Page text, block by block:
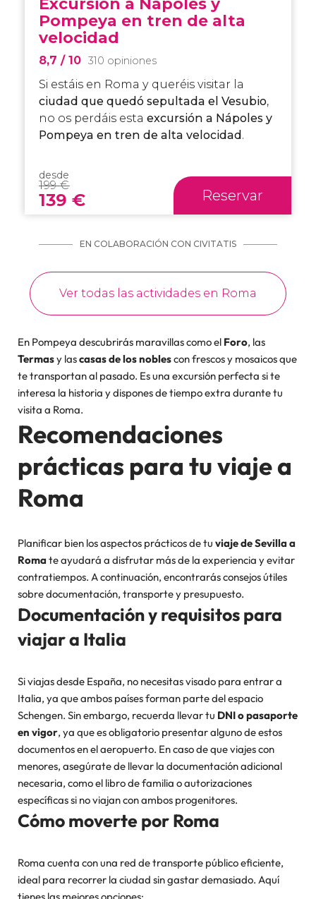
En Pompeya descubrirás maravillas como el Foro, las
Termasy lascasas de los noblescon frescos y mosaicos que
te transportan al pasado. Es una excursión perfecta si te
interesa la historia y dispones de tiempo extra durante tu
visita a Roma.
Recomendaciones
prácticas para tu viaje a
Roma
Planificar bien los aspectos prácticos de tu viaje de Sevilla a
Romate ayudará a disfrutar más de la experiencia y evitar
contratiempos. A continuación, encontrarás consejos útiles
sobre documentación, transporte y presupuesto.
Documentación y requisitos para
viajar a Italia
Si viajas desde España, no necesitas visado para entrar a
Italia, ya que ambos países forman parte del espacio
Schengen. Sin embargo, recuerda llevar tu DNI o pasaporte
en vigor, ya que es obligatorio presentar alguno de estos
documentos en el aeropuerto. En caso de que viajes con
menores, asegúrate de llevar la documentación adicional
necesaria, como el libro de familia o autorizaciones
específicas si no viajan con ambos progenitores.
Cómo moverte por Roma
Roma cuenta con una red de transporte público eficiente,
ideal para recorrer la ciudad sin gastar demasiado. Aquí
tienes las mejores opciones: